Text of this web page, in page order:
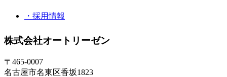
・採用情報
株式会社オートリーゼン
〒465-0007
名古屋市名東区香坂1823